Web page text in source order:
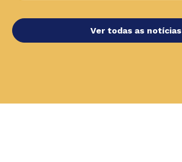
Ver todas as notícias